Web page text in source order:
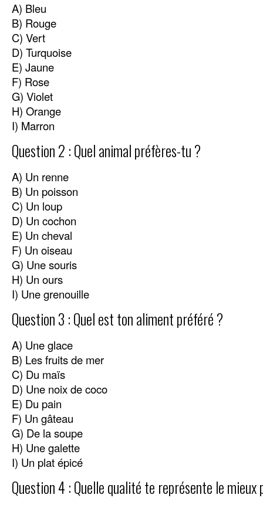
A) Bleu
B) Rouge
C) Vert
D) Turquoise
E) Jaune
F) Rose
G) Violet
H) Orange
I) Marron
Question 2 : Quel animal préfères-tu ?
A) Un renne
B) Un poisson
C) Un loup
D) Un cochon
E) Un cheval
F) Un oiseau
G) Une souris
H) Un ours
I) Une grenouille
Question 3 : Quel est ton aliment préféré ?
A) Une glace
B) Les fruits de mer
C) Du maïs
D) Une noix de coco
E) Du pain
F) Un gâteau
G) De la soupe
H) Une galette
I) Un plat épicé
Question 4 : Quelle qualité te représente le